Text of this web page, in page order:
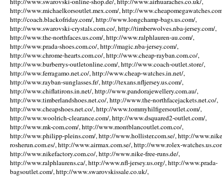
http://www.michaelkorsoutlet.mex.com/, http://
http://coach.blackofriday.com/, http://www.longchamp-bags.us.com/,
http://www.swarovski-crystals.com.co/, http://timberwolves.nba-jersey.com/,
http://www.the-northfaces.us.com/, http://www.ralphlauren-au.com/,
http://www.prada-shoes.com.co/, http://magic.nba-jersey.com/,
http://www.chrome-hearts.com.co/, http://www.cheap-rayban.com.co/,
http://www.burberrys-outletonline.com/, http://www.coach-outlet.store/,
http://www.ferragamo.net.co/, http://www.cheap-watches.in.net/,
http://www.rayban-sunglasses.fr/, http://texans.nfljersey.us.com/,
http://www.chiflatirons.in.net/, http://www.pandorajewellery.com.au/,
http://www.timberlandshoes.net.co/, http://www.the-northfacejackets.net.co/,
http://www.cheapshoes.net.co/, http://www.tommyhilfigersoutlet.com/,
http://www.woolrich-clearance.com/, http://www.dsquared2-outlet.com/,
http://www.mk-com.com/, http://www.montblancoutlet.com.co/,
http://www.philipp-pleins.com/, http://www.hollister.com.se/, http://
rosherun.com.es/, http://www.airmax.com.se/, http://www.rolex-
http://www.nikefactory.com.co/, http://www.nike-free-runs.de/,
http://www.ralphlaurens.ca/, http://www.nfl-jersey.us.org/, http://www.prada-
bagsoutlet.com/, http://www.swarovskissale.co.uk/,